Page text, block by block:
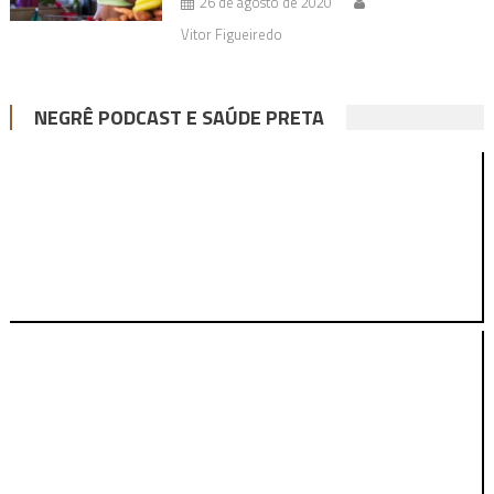
Vitor Figueiredo
NEGRÊ PODCAST E SAÚDE PRETA